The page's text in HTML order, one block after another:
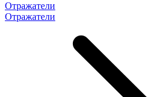
Отражатели
Отражатели